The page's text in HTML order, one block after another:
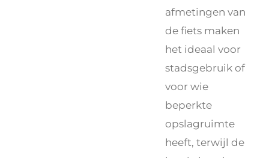
afmetingen van
de fiets maken
het ideaal voor
stadsgebruik of
voor wie
beperkte
opslagruimte
heeft, terwijl de